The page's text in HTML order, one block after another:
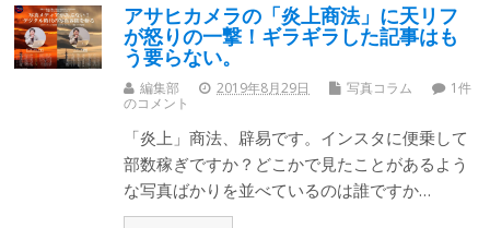
アサヒカメラの「炎上商法」に天リフ
が怒りの一撃！ギラギラした記事はも
う要らない。
編集部 2019年8月29日 写真コラム
1件
のコメント
「炎上」商法、辟易です。インスタに便乗して
部数稼ぎですか？どこかで見たことがあるよう
な写真ばかりを並べているのは誰ですか…